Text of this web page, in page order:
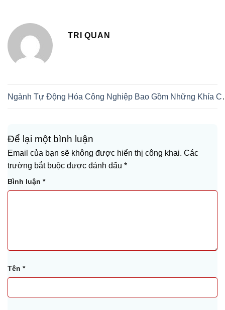
TRI QUAN
Ngành Tự
Để lại một bình luận
Email của bạn sẽ không được hiển thị công khai. Các
trường bắt buộc được đánh dấu *
Bình luận *
Tên *